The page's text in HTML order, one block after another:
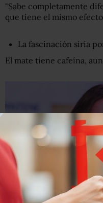
"Sabe completamente
que tiene el mismo
La fascinación siria
El mate tiene cafeína,